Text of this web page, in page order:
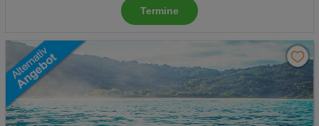
Termine